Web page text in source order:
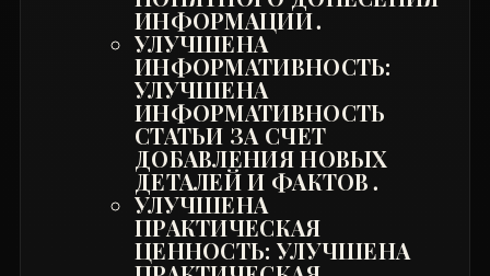
ИНФОРМАЦИИ․
УЛУЧШЕНА
ИНФОРМАТИВНОСТЬ:
УЛУЧШЕНА
ИНФОРМАТИВНОСТЬ
СТАТЬИ ЗА СЧЕТ
ДОБАВЛЕНИЯ НОВЫХ
ДЕТАЛЕЙ И ФАКТОВ․
УЛУЧШЕНА
ПРАКТИЧЕСКАЯ
ЦЕННОСТЬ: УЛУЧШЕНА